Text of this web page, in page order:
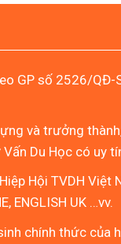
GP số 2526/QĐ-
và trưởng
Du Học có uy
Hội TVDH
ENGLISH UK …vv.
chính thức